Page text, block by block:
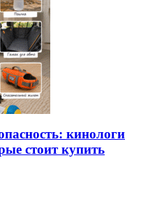
кинологи
стоит купить